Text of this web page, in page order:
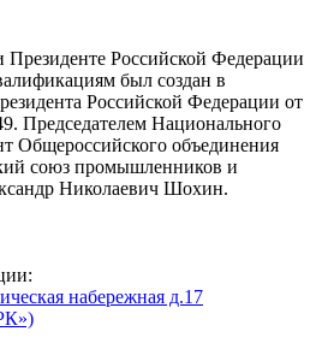
Российской Федерации
был создан в
Российской Федерации от
Председателем Национального
Общероссийского объединения
союз промышленников и
Николаевич Шохин.
набережная д.17